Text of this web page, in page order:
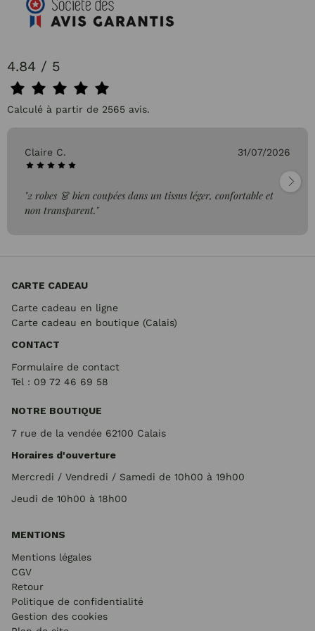
4.84 / 5
Calculé à partir de 2565 avis.
Claire C. 31/07/2026
"2 robes 👗 bien coupées dans un tissus léger, confortable et
non transparent."
CARTE CADEAU
Carte cadeau en ligne
Carte cadeau en boutique (Calais)
CONTACT
Formulaire de contact
Tel : 09 72 46 69 58
NOTRE BOUTIQUE
7 rue de la vendée 62100 Calais
Horaires d'ouverture
Mercredi / Vendredi / Samedi de 10h00 à 19h00
Jeudi de 10h00 à 18h00
MENTIONS
Mentions légales
CGV
Retour
Politique de confidentialité
Gestion des cookies